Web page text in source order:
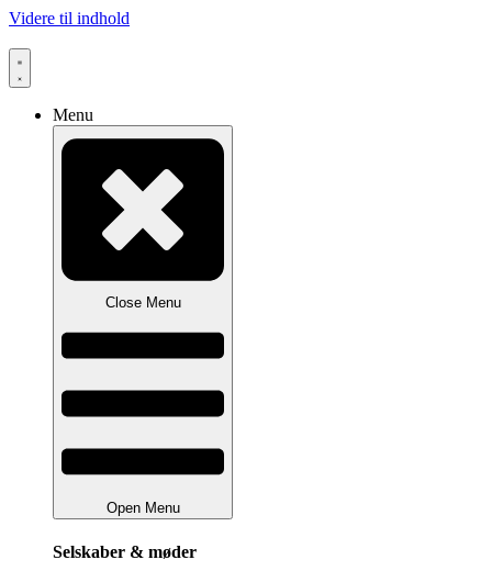
Videre til indhold
Menu
Close Menu
Open Menu
Selskaber & møder